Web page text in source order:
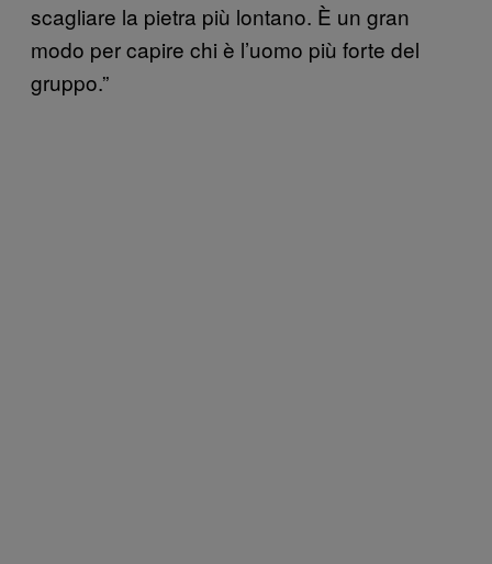
scagliare la pietra più lontano. È un gran
modo per capire chi è l’uomo più forte del
gruppo.”